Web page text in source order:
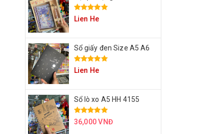
Lien He
Sổ giấy đen Size A5 A6
Lien He
Sổ lò xo A5 HH 4155
36,000 VNĐ